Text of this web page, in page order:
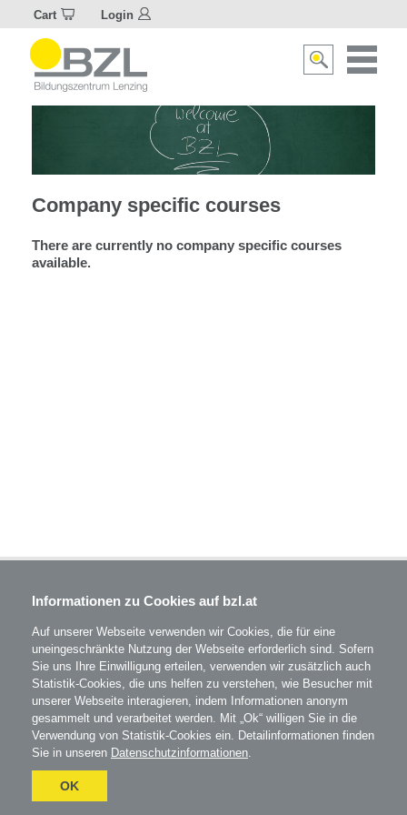
Cart Login
Suche
Company specific courses
There are currently no company specific courses
available.
BZL - Bildungszentrum Lenzing GmbH
Im Grüntal 2
T: 07672 701-3531
office@bzl.at
BZLauf Facebook
BZLauf Instagram
Umgesetzt
Informationen zu Cookies auf bzl.at
Auf unserer Webseite verwenden wir Cookies, die für eine
uneingeschränkte Nutzung der Webseite erforderlich sind. Sofern
Sie uns Ihre Einwilligung erteilen, verwenden wir zusätzlich auch
Statistik-Cookies, die uns helfen zu verstehen, wie Besucher mit
unserer Webseite interagieren, indem Informationen anonym
gesammelt und verarbeitet werden. Mit „Ok“ willigen Sie in die
Verwendung von Statistik-Cookies ein. Detailinformationen finden
Sie in unseren Datenschutzinformationen.
OK